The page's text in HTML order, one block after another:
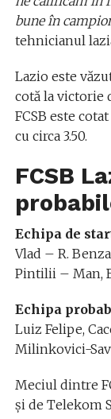
bune în
tehnicianul
Lazio este
cotă la victorie
FCSB este
cu circa 3.50.
FCSB
Echipa de
Vlad – R.
Pintilii – Man,
Echipa
Luiz Felipe,
Milinkovici-
Meciul dintre
și de Telekom